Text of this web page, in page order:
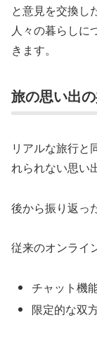
と意見を交換し
人々の暮らしに
きます。
旅の思い出
リアルな旅行と
れられない思い
後から振り返っ
従来のオンライ
チャット機
限定的な双